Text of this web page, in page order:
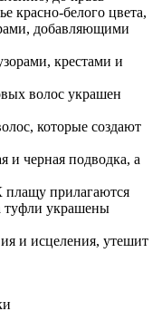
красно-белого цвета,
добавляющими
крестами и
волос украшен
которые создают
и черная подводка, а
плащу прилагаются
туфли украшены
и исцеления, утешит